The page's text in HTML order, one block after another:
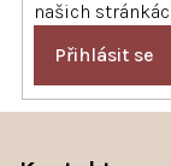
našich
Přihlásit se